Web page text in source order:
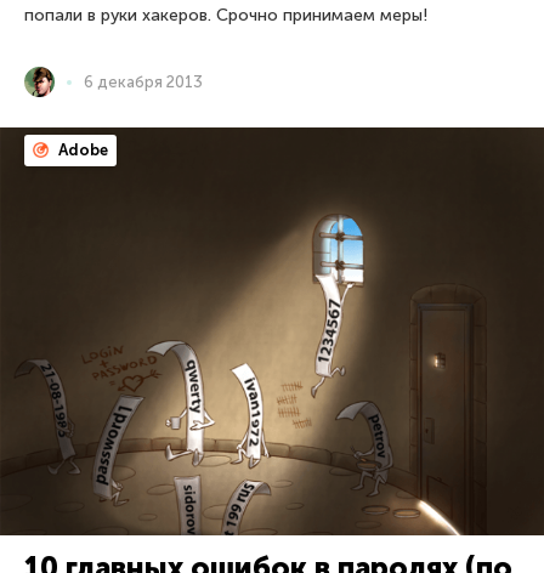
попали в руки хакеров. Срочно принимаем меры!
6 декабря 2013
Adobe